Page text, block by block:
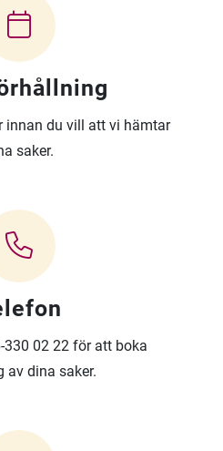
innan du vill att vi hämtar
saker.
330 02 22 för att boka
av dina saker.